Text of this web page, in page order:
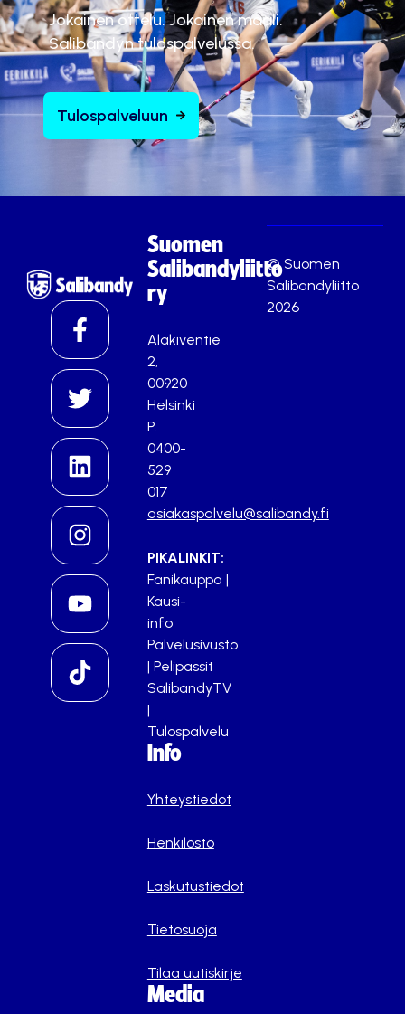
Jokainen ottelu. Jokainen maali.
Salibandyn tulospalvelussa.
Tulospalveluun
Suomen
Salibandyliitto
ry
Alakiventie
2,
00920
Helsinki
P.
0400-
529
017
asiakaspalvelu@salibandy.fi
PIKALINKIT:
Fanikauppa |
Kausi-
info
Palvelusivusto
| Pelipassit
SalibandyTV
|
Tulospalvelu
Info
Yhteystiedot
Henkilöstö
Laskutustiedot
Tietosuoja
Tilaa uutiskirje
Media
© Suomen
Salibandyliitto
2026